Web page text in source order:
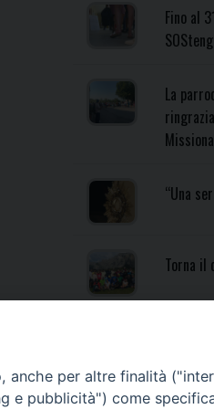
Fino al
La
“Una
Torna il
anche per altre finalità
e pubblicità") come